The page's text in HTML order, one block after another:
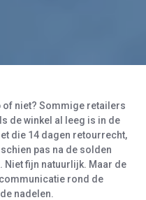
of niet? Sommige retailers
de winkel al leeg is in de
die 14 dagen retourrecht,
pas na de solden
Niet fijn natuurlijk. Maar de
rond de
nadelen.